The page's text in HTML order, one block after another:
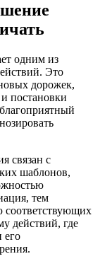
одним из
Это
дорожек,
постановки
связан с
шаблонов,
тем
соответствующих
действий, где
его